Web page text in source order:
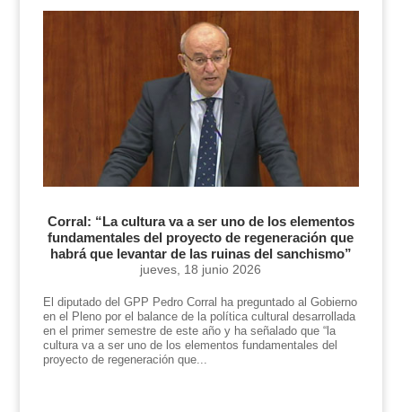
Corral: “La cultura va a ser uno de los elementos
fundamentales del proyecto de regeneración que
habrá que levantar de las ruinas del sanchismo”
jueves, 18 junio 2026
El diputado del GPP Pedro Corral ha preguntado al Gobierno
en el Pleno por el balance de la política cultural desarrollada
en el primer semestre de este año y ha señalado que “la
cultura va a ser uno de los elementos fundamentales del
proyecto de regeneración que...